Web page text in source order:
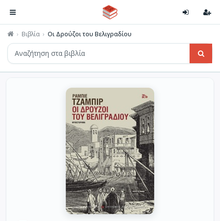
Βιβλία Οι Δρούζοι του Βελιγραδίου